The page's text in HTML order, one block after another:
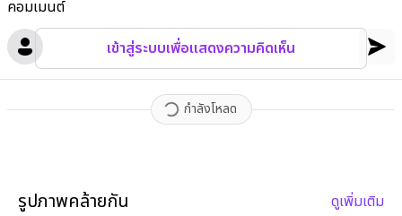
คอมเมนต์
เข้าสู่ระบบเพื่อแสดงความคิดเห็น
กำลังโหลด
รูปภาพคล้ายกัน ดูเพิ่มเติม